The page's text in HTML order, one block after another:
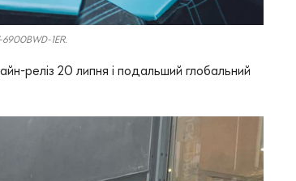
1ER.
реліз 20 липня і подальший глобальний